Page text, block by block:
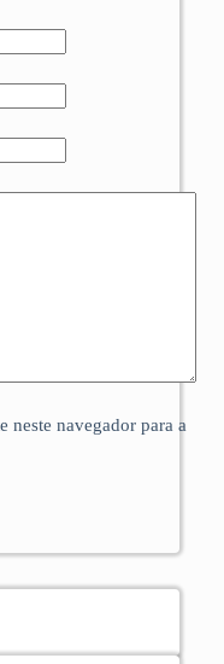
neste navegador para a